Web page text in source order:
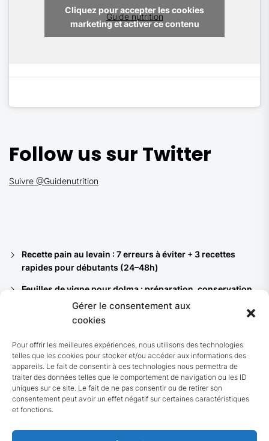
Gérer le consentement aux
cookies
Pour offrir les meilleures expériences, nous utilisons des technologies
telles que les cookies pour stocker et/ou accéder aux informations des
appareils. Le fait de consentir à ces technologies nous permettra de
traiter des données telles que le comportement de navigation ou les ID
uniques sur ce site. Le fait de ne pas consentir ou de retirer son
consentement peut avoir un effet négatif sur certaines caractéristiques
et fonctions.
Guide nutrition
Cliquez pour accepter les cookies
marketing et activer ce contenu
Follow us sur Twitter
Suivre @Guidenutrition
Recette pain au levain : 7 erreurs à éviter + 3 recettes
rapides pour débutants (24–48h)
Feuilles de vigne pour dolma : préparation, conservation
et 8 recettes du bassin méditerranéen
Ferments lactiques : quelles souches pour vos yaourts,
Pain noir allemand (Vollkornbrot) : recette authentique et
7 astuces pour réussir chez soi
10 recettes de choucroute : traditionnelle, végétarienne,
de la mer et rapides (avec variantes fermentées)